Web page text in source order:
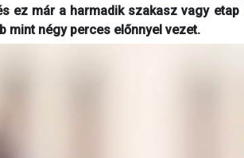
ez már a harmadik szakasz vagy
mint négy perces előnnyel vezet.